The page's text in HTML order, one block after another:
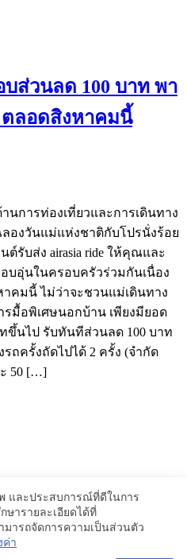
บส่วนลด 100 บาท พา
ลอดสิงหาคมนี้
านการท่องเที่ยวและการเดินทาง
องวันแม่แห่งชาติกับโปรนั่งร้อย
ต์รับส่ง airasia ride ให้คุณและ
บอุ่นในครอบครัวร่วมกันเนื่อง
คมนี้ ไม่ว่าจะชวนแม่เดินทาง
มื้อพิเศษนอกบ้าน เพียงมียอด
ขึ้นไป รับทันทีส่วนลด 100 บาท
ถครั้งถัดไปได้ 2 ครั้ง (จำกัด
50 […]
Theme: BlogStyle
และประสบการณ์ที่ดีในการ
ารายละเอียดได้ที่
มารถจัดการความเป็นส่วนตัว
ค่า